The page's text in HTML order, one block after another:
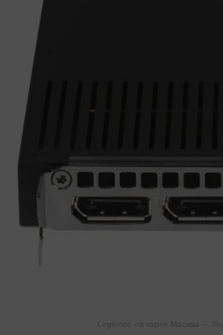
Legionpc на карте Москвы —